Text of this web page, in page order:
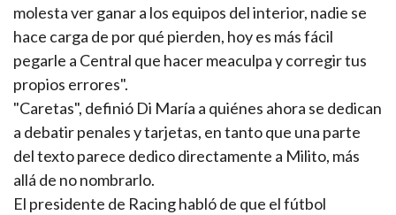
molesta ver ganar a los equipos del interior, nadie se
hace carga de por qué pierden, hoy es más fácil
pegarle a Central que hacer meaculpa y corregir tus
propios errores".
"Caretas", definió Di María a quiénes ahora se dedican
a debatir penales y tarjetas, en tanto que una parte
del texto parece dedico directamente a Milito, más
allá de no nombrarlo.
El presidente de Racing habló de que el fútbol